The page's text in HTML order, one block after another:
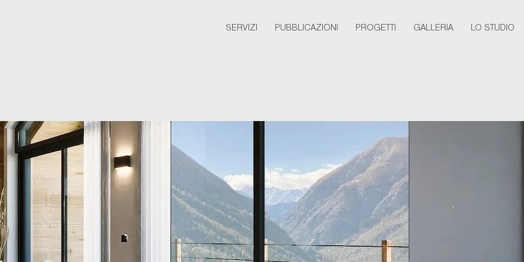
SERVIZI PUBBLICAZIONI PROGETTI GALLERIA LO STUDIO